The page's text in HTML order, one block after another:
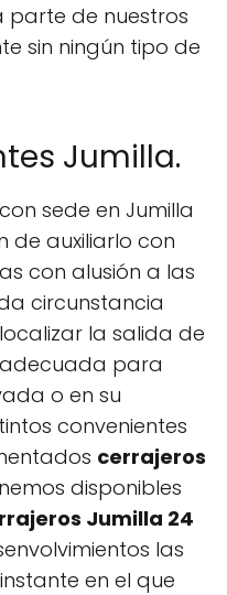
parte de nuestros
sin ningún tipo de
Jumilla.
sede en Jumilla
de auxiliarlo con
con alusión a las
circunstancia
la salida de
para
o en su
convenientes
cerrajeros
disponibles
Jumilla 24
las
en el que